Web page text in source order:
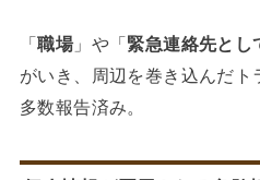
「職場」や「緊急連絡先とし
がいき、周辺を巻き込んだ
多数報告済み。